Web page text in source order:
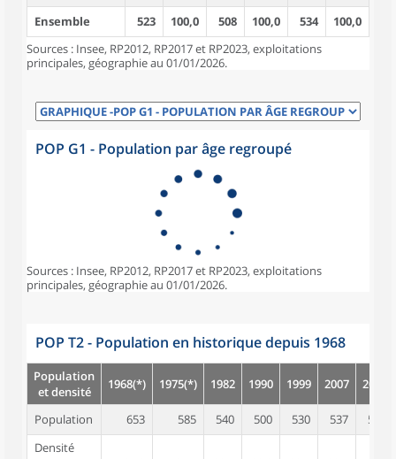
Ensemble
523 100,0 508 100,0 534
100,0
Sources : Insee, RP2012, RP2017 et RP2023, exploitations
principales, géographie au 01/01/2026.
POP G1 - Population par âge regroupé
Sources : Insee, RP2012, RP2017 et RP2023, exploitations
principales, géographie au 01/01/2026.
POP T2 - Population en historique depuis 1968
Population
et densité
1968(*) 1975(*) 1982 1990 1999 2007 2012
Population 653 585 540 500 530 537
523
Densité